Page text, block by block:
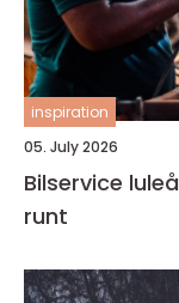
inspiration
05. July 2026
Bilservice luleå så tar du hand om bilen året
runt